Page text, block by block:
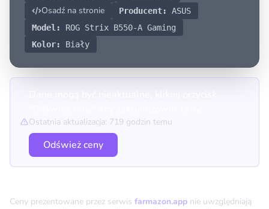
Osadź na stronie
Producent:
ASUS
Model:
ROG Strix B550-A Gaming
Kolor:
Biały
Ostatnia aktualizacja: 719 godzin temu
Odśwież ceny
Ceny prezentowane przez serwis farmazon.app nie uwzględniają